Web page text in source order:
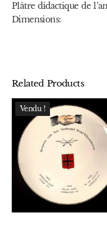
Plâtre didactique de
Dimensions:
Related Products
Vendu !